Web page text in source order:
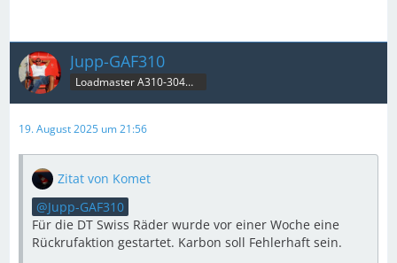
Jupp-GAF310
Loadmaster A310-304MRT & B707C
19. August 2025 um 21:56
Zitat von Komet
Jupp-GAF310
Für die DT Swiss Räder wurde vor einer Woche eine
Rückrufaktion gestartet. Karbon soll Fehlerhaft sein.